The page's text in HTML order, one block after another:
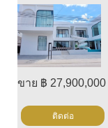
ขาย ฿ 27,900,000
ติดต่อ